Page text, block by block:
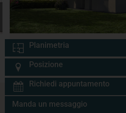
Planimetria
Posizione
Richiedi appuntamento
Manda un messaggio